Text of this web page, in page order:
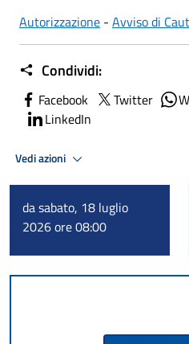
Autorizzazione - Avviso di
Condividi:
Facebook Twitter
LinkedIn
Vedi azioni
da sabato, 18 luglio
2026 ore 08:00